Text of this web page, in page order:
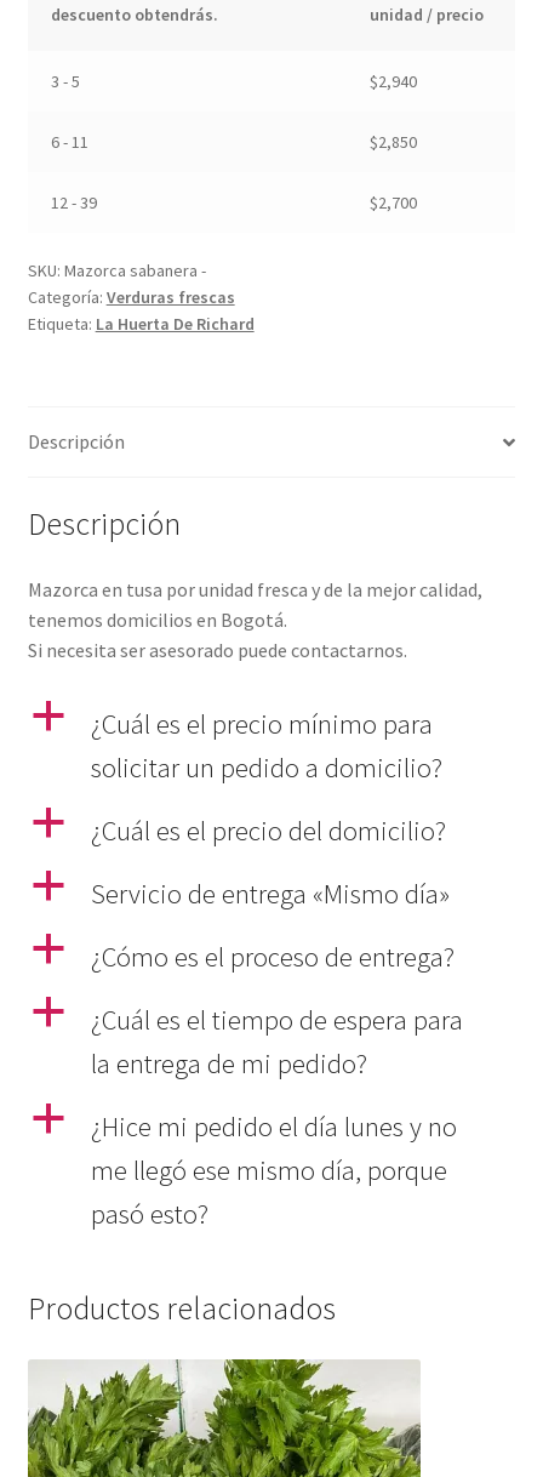
descuento obtendrás.
unidad / precio
3 - 5 $2,940
6 - 11 $2,850
12 - 39 $2,700
SKU: Mazorca sabanera -
Categoría: Verduras frescas
Etiqueta: La Huerta De Richard
Descripción
Descripción
Mazorca en tusa por unidad fresca y de la mejor calidad,
tenemos domicilios en Bogotá.
Si necesita ser asesorado puede contactarnos.
a
¿Cuál es el precio mínimo para
solicitar un pedido a domicilio?
a
¿Cuál es el precio del domicilio?
a
Servicio de entrega «Mismo día»
a
¿Cómo es el proceso de entrega?
a
¿Cuál es el tiempo de espera para
la entrega de mi pedido?
a
¿Hice mi pedido el día lunes y no
me llegó ese mismo día, porque
pasó esto?
Productos relacionados